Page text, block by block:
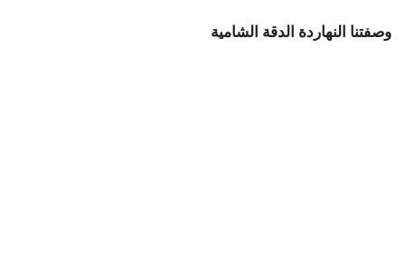
وصفتنا النهاردة الدقة الشامية